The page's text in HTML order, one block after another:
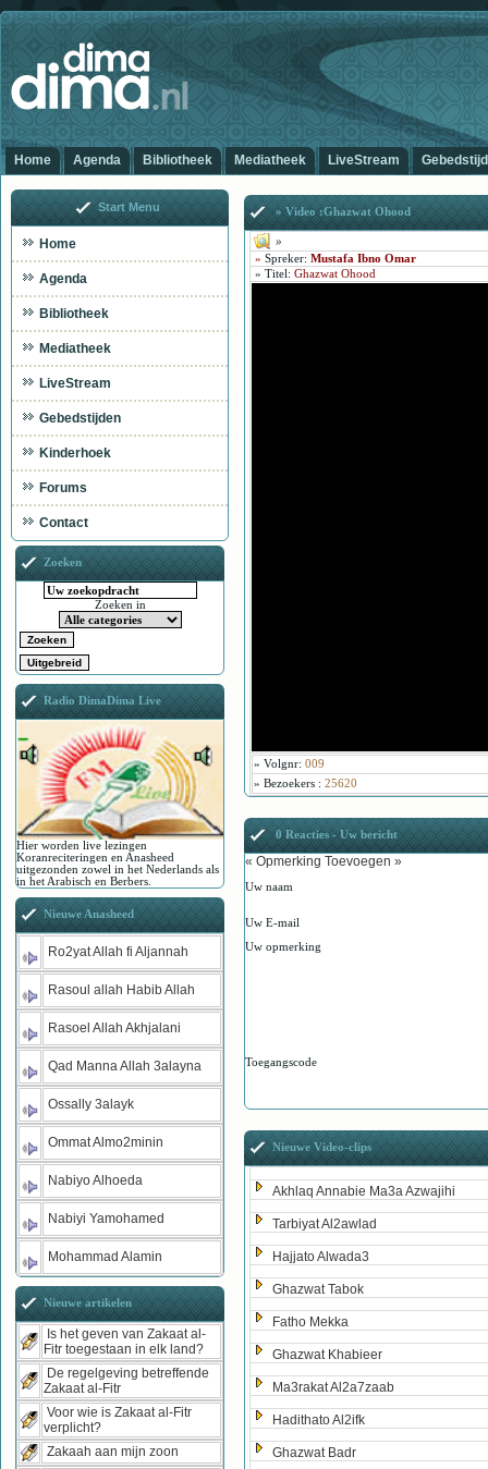
Home Agenda Bibliotheek Mediatheek LiveStream
» Video :Ghazwat Ohood
»
» Spreker: Mustafa Ibno Omar
» Titel : Ghazwat Ohood
» Volgnr: 009
» Bezoekers : 25620
0 Reacties - Uw bericht
« Opmerking Toevoegen »
Uw naam
Uw E-mail
Uw opmerking
Toegangscode
Nieuwe Video-clips
Akhlaq Annabie Ma3a Azwajihi
Tarbiyat Al2awlad
Hajjato Alwada3
Ghazwat Tabok
Fatho Mekka
Ghazwat Khabieer
Ma3rakat Al2a7zaab
Hadithato Al2ifk
Ghazwat Badr
Start Menu
Home
Agenda
Bibliotheek
Mediatheek
LiveStream
Gebedstijden
Kinderhoek
Forums
Contact
Zoeken
Zoeken in
Radio DimaDima Live
Hier worden live lezingen
Koranreciteringen en Anasheed
uitgezonden zowel in het Nederlands als
in het Arabisch en Berbers.
Nieuwe Anasheed
Ro2yat Allah fi Aljannah
Rasoul allah Habib Allah
Rasoel Allah Akhjalani
Qad Manna Allah 3alayna
Ossally 3alayk
Ommat Almo2minin
Nabiyo Alhoeda
Nabiyi Yamohamed
Mohammad Alamin
Nieuwe artikelen
Is het geven van Zakaat al-
Fitr toegestaan in elk land?
De regelgeving betreffende
Zakaat al-Fitr
Voor wie is Zakaat al-Fitr
verplicht?
Zakaah aan mijn zoon